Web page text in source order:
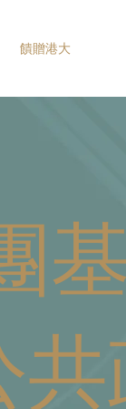
饋贈港大